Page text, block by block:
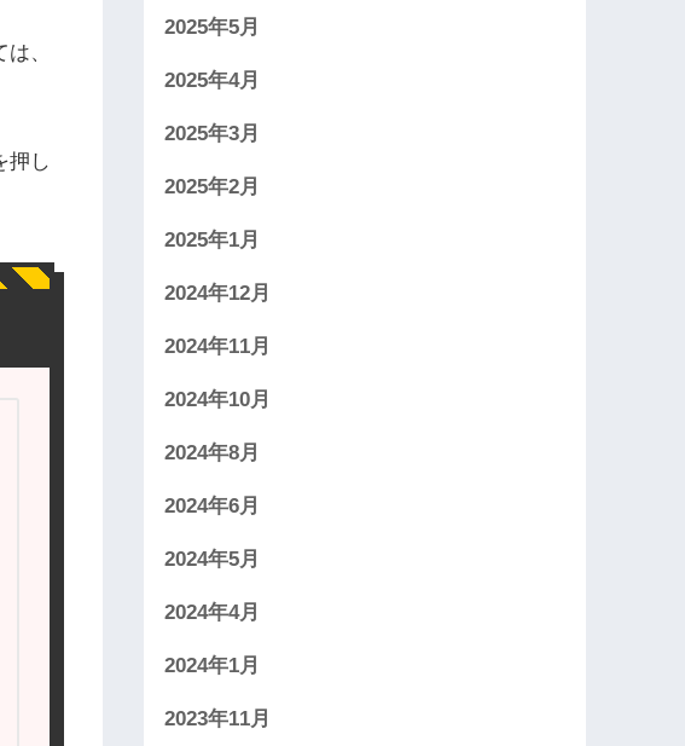
、
押し
2025年5月
2025年4月
2025年3月
2025年2月
2025年1月
2024年12月
2024年11月
2024年10月
2024年8月
2024年6月
2024年5月
2024年4月
2024年1月
2023年11月